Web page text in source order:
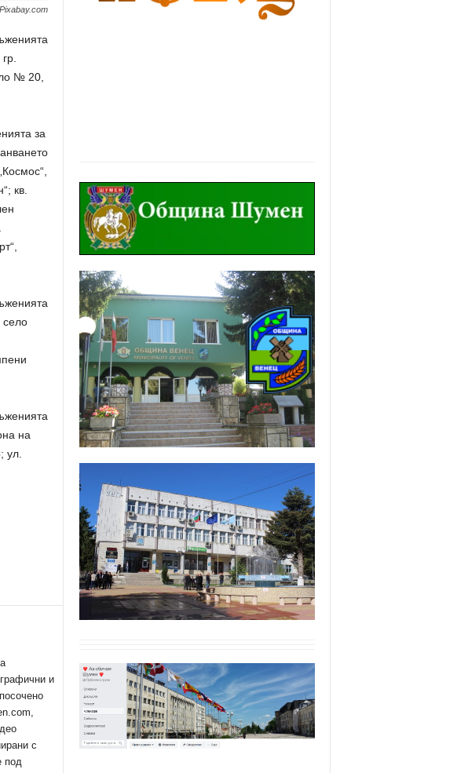
Pixabay.com
№ 20,
за
кв.
село
на
ул.
и
с
под